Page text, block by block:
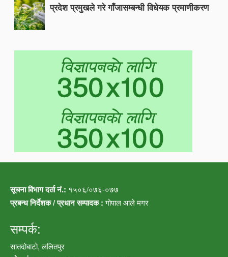
प्रदेश प्रमुखले गरे गाँजासम्बन्धी विधेयक प्रमाणीकरण
सूचना विभाग दर्ता नं.: १५०६/०७६-०७७
प्रबन्ध निर्देशक / प्रधान सम्पादक :गोपाल आले मगर
सम्पर्क:
सातदोबाटो, ललितपुर